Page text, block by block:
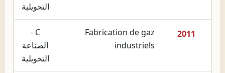
التحويلية
2011
Fabrication de gaz
industriels
C -
الصناعة
التحويلية